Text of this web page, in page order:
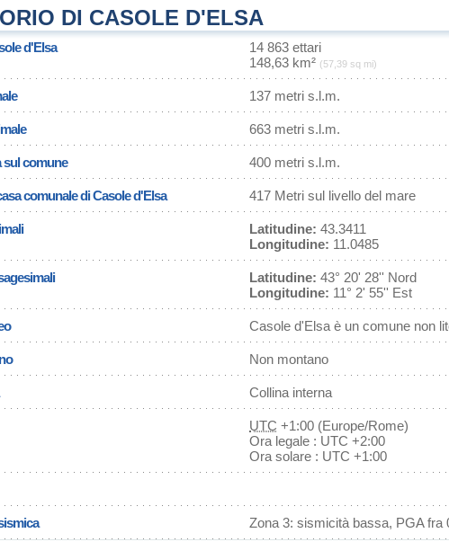
DI CASOLE D'ELSA
d'Elsa
14 863 ettari
148,63 km² (57,39 sq mi)
137 metri s.l.m.
663 metri s.l.m.
sul comune 400 metri s.l.m.
comunale di Casole d'Elsa 417 Metri sul livello del mare
Latitudine: 43.3411
Longitudine: 11.0485
Latitudine: 43° 20' 28'' Nord
Longitudine: 11° 2' 55'' Est
Casole d'Elsa è un comune non
Non montano
Collina interna
UTC +1:00 (Europe/Rome)
Ora legale : UTC +2:00
Ora solare : UTC +1:00
Zona 3: sismicità bassa, PGA fra